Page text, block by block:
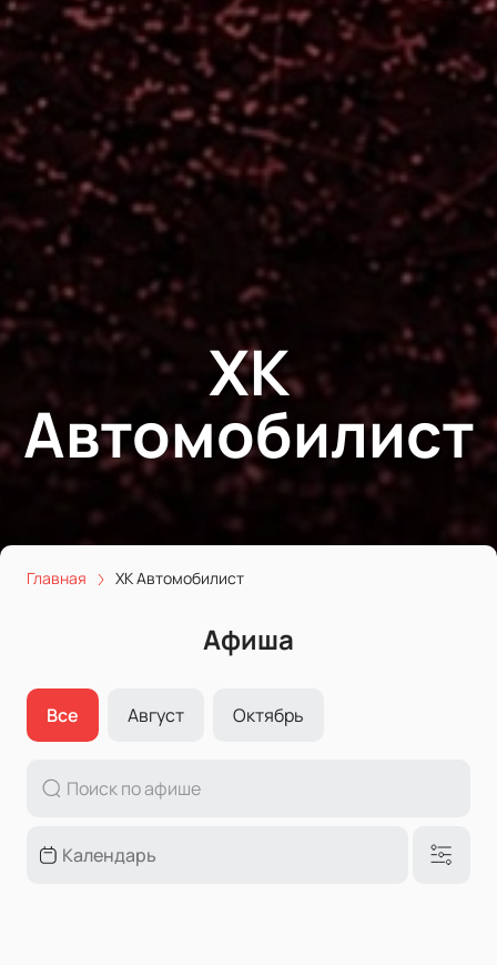
ХК
Автомобилист
Главная ХК Автомобилист
Афиша
Все Август Октябрь